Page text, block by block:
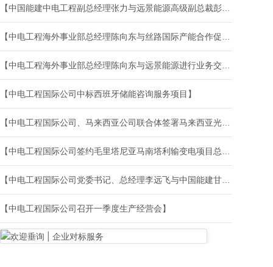
【中国能建中电工程副总经理张力与远景能源高级副总裁彭威举行会谈】
【中电工程海外事业部总经理陈向东与丝路国际产能合作促进中心副主任徐玉海座谈交流】
【中电工程海外事业部总经理陈向东与远景能源进行业务交流】
【中电工程国际公司中标西班牙储能咨询服务项目】
【中电工程国际公司、马来西亚公司联合体签署马来西亚光伏项目总承包合同】
【中电工程国际公司签约毛里塔尼亚马南塔利输变电项目总承包】
【中电工程国际公司党委书记、总经理李远飞与中国能建甘肃公司董事长孙超座谈交流】
【中电工程国际公司召开一季度生产经营会】